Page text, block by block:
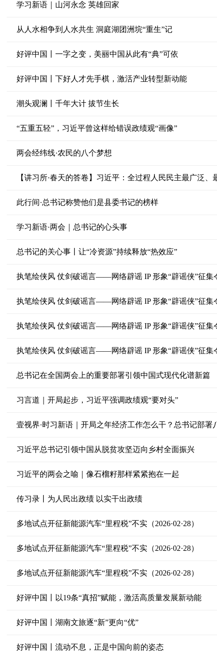
学习新语｜山河永念 英雄回家
从人水相争到人水共生 洞庭湖团洲垸“重生”记
好评中国丨一字之变，美丽中国从此有“典”可依
好评中国丨下好人才先手棋，激活产业转型新动能
潮头观澜丨千年大计 拔节生长
“五重五轻”，习近平曾这样给错误政绩观“画像”
两会经纬线·农民的八个梦想
【讲习所·春天的答卷】习近平：全过程人民民主最广泛、
此行间·总书记称赞他们是县委书记的榜样
学习新语·两会｜总书记的心头事
总书记的关心事丨让“冷资源”持续释放“热效应”
执笔绘侠风 仗剑破谣言——网络辟谣 IP 形象“辟谣侠”征集
执笔绘侠风 仗剑破谣言——网络辟谣 IP 形象“辟谣侠”征集
执笔绘侠风 仗剑破谣言——网络辟谣 IP 形象“辟谣侠”征集
执笔绘侠风 仗剑破谣言——网络辟谣 IP 形象“辟谣侠”征集
总书记在全国两会上的重要部署引领中国式现代化谱新篇
习言道｜开局起步，习近平强调政绩观“要对头”
壹视界·时习新语｜开局之年经济工作怎么干？总书记部署
习近平总书记引领中国从脱贫攻坚迈向乡村全面振兴
习近平的两会之喻｜像石榴籽那样紧紧抱在一起
传习录丨为人民出政绩 以实干出政绩
多地试点开征新能源汽车“里程税”不实（2026·02·28）
多地试点开征新能源汽车“里程税”不实（2026·02·28）
多地试点开征新能源汽车“里程税”不实（2026·02·28）
好评中国丨以19条“真招”赋能，激活高质量发展新动能
好评中国丨湖南文旅逐“新”更向“优”
好评中国丨流动不息，正是中国向前的姿态